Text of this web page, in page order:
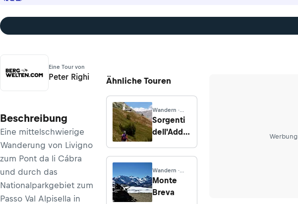
Eine Tour von
Peter Righi
Beschreibung
Eine mittelschwierige
Wanderung von Livigno
zum Pont da li Cábra
und durch das
Nationalparkgebiet zum
Passo Val Alpisella in
Ähnliche Touren
Wandern ·
Lombardei
Sorgenti
dell'Adda
Adda-
Quellen
Wandern ·
Lombardei
Monte
Breva
Werbung